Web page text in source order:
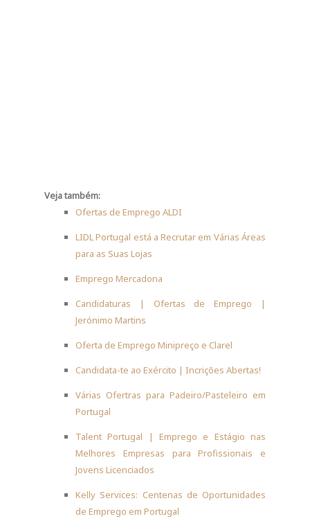
Veja também:
Ofertas de Emprego ALDI
LIDL Portugal está a Recrutar em Várias Áreas
para as Suas Lojas
Emprego Mercadona
Candidaturas | Ofertas de Emprego |
Jerónimo Martins
Oferta de Emprego Minipreço e Clarel
Candidata-te ao Exército | Incrições Abertas!
Várias Ofertras para Padeiro/Pasteleiro em
Portugal
Talent Portugal | Emprego e Estágio nas
Melhores Empresas para Profissionais e
Jovens Licenciados
Kelly Services: Centenas de Oportunidades
de Emprego em Portugal